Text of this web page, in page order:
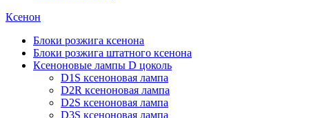
Ксенон
Блоки розжига ксенона
Блоки розжига штатного ксенона
Ксеноновые лампы D цоколь
D1S ксеноновая лампа
D2R ксеноновая лампа
D2S ксеноновая лампа
D3S ксеноновая лампа